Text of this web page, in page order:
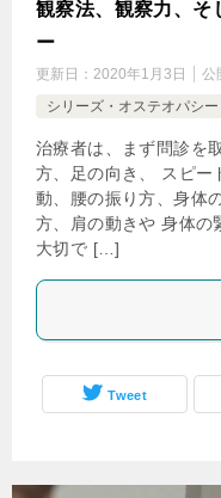
観察法、観察力、
ー
更新日： 2020年1月3日 公
シリーズ・オステオパシー
治療者は、まず問診を
方、足の向き、 スピー
動、腰の振り方、身体
方、肩の動きや 身体の
大切で […]
Tweet